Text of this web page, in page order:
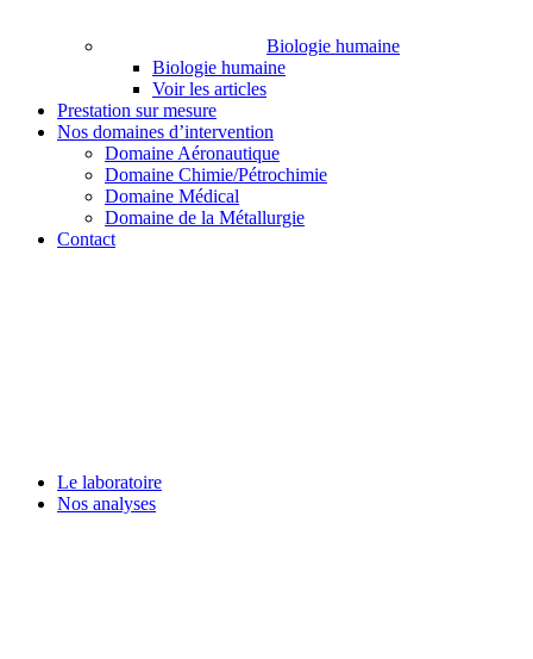
Biologie humaine
Biologie humaine
Voir les articles
Prestation sur mesure
Nos domaines d’intervention
Domaine Aéronautique
Domaine Chimie/Pétrochimie
Domaine Médical
Domaine de la Métallurgie
Contact
Le laboratoire
Nos analyses